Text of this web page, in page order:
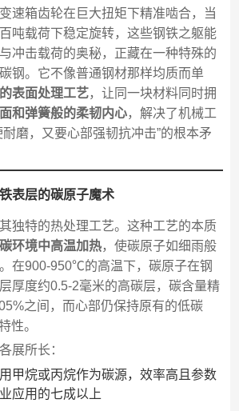
速箱齿轮在巨大扭矩下精准啮合，当
吨载荷下稳定旋转，这些钢铁之躯能
冲击载荷的奥秘，正藏在一种特殊的
。它不像普通钢材那样均质而单
表面处理工艺，让同一块材料同时拥
和弹簧般的柔韧内心，解决了机械工
磨，又要心部强韧抗冲击”的根本矛
表层的碳原子魔术
独特的热处理工艺。这种工艺的本质
环境中高温加热，使碳原子如细雨般
在900-950℃的高温下，碳原子在钢
厚度约0.5-2毫米的高碳层，碳含量精
之间，而心部仍保持原有的低碳
性。
展所长：
甲烷或丙烷作为碳源，效率高且参数
应用的七成以上